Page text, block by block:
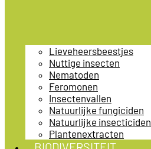
Lieveheersbeestjes
Nuttige insecten
Nematoden
Feromonen
Insectenvallen
Natuurlijke fungiciden
Natuurlijke insecticiden
Plantenextracten